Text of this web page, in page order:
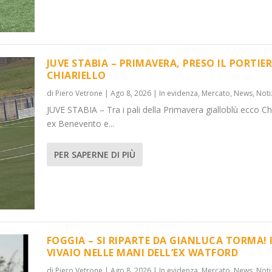
C...
,Notizie
IL VI...
,Notizie
JUVE STABIA – PRIMAVERA, PRESO IL
CHIARIELLO
di Piero Vetrone | Ago 8, 2026| In evidenza, Mercato, News,
JUVE STABIA – Tra i pali della Primavera gialloblù ecco
ex Benevento e...
PER SAPERNE DI PIÙ
FOGGIA – SI RIPARTE DA GIANLUCA TORMA!
VIVAIO NELLE MANI DELL’EX WATFORD